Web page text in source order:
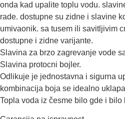
onda kad upalite toplu vodu.
rade. dostupne su zidne i slavine
umivaonik. sa tusem ili savitljivim
dostupne i zidne varijante.
Slavina za brzo zagrevanje vode
Slavina protocni bojler.
Odlikuje je jednostavna i sigurna
kombinacija boja se idealno
Topla voda iz česme bilo gde i bilo